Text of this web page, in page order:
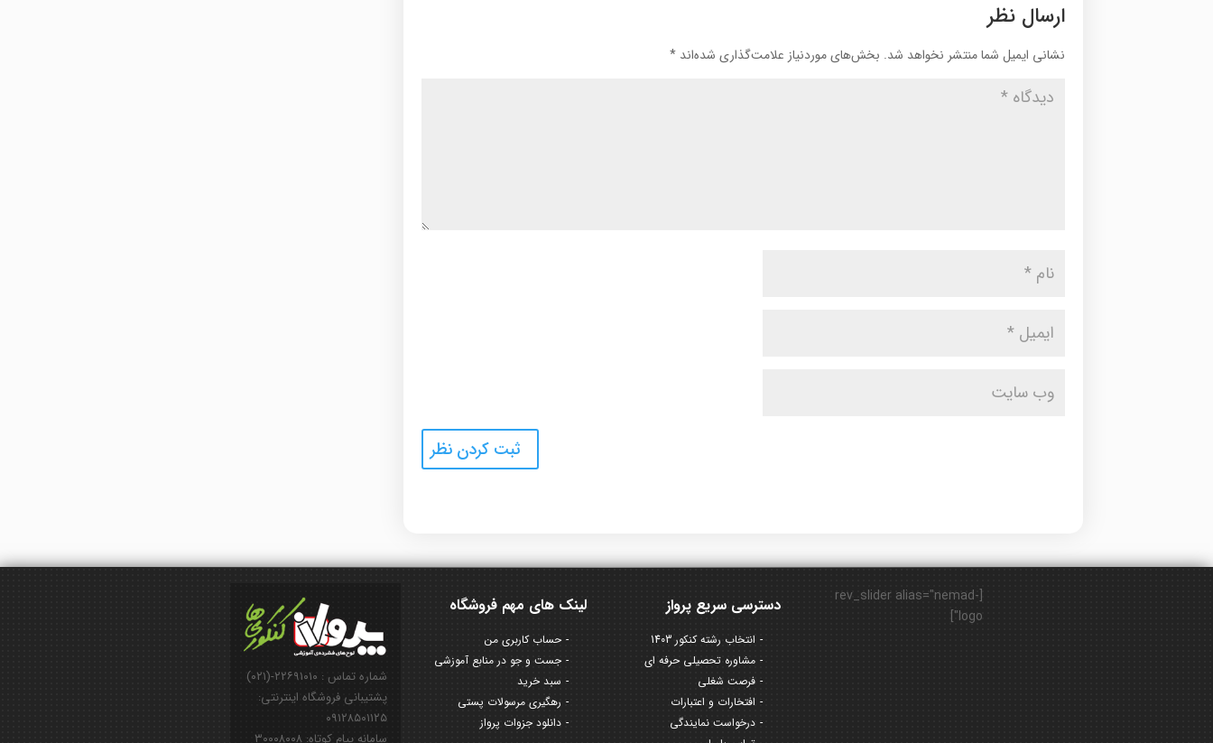
ارسال نظر
نشانی ایمیل شما منتشر نخواهد شد. بخش‌های موردنیاز علامت‌گذاری شده‌اند*
شماره تماس : ۲۲۶۹۱۰۱۰-(۰۲۱)
پشتیبانی فروشگاه اینترنتی:
۰۹۱۲۸۵۰۱۱۲۵
سامانه پیام کوتاه: ۳۰۰۰۸۰۰۸
لینک های مهم فروشگاه
حساب کاربری من
جست و جو در منابع آموزشی
سبد خرید
رهگیری مرسولات پستی
دانلود جزوات پرواز
دسترسی سریع پرواز
انتخاب رشته کنکور 1403
مشاوره تحصیلی حرفه ای
فرصت شغلی
افتخارات و اعتبارات
درخواست نمایندگی
[rev_slider alias="nemad-
logo"]